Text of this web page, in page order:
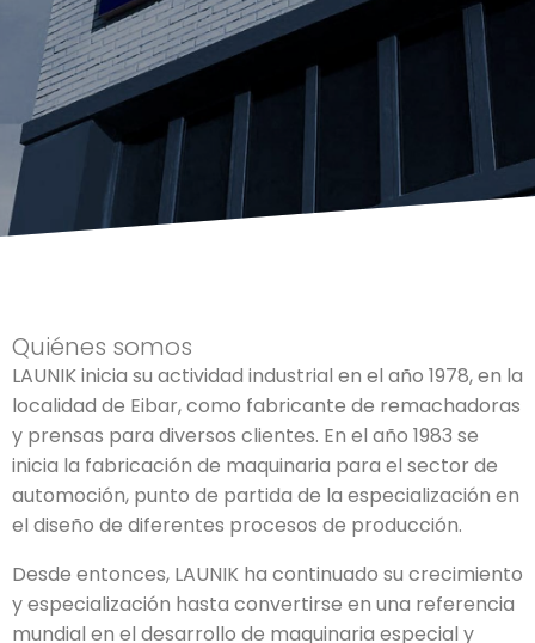
Quiénes somos
LAUNIK inicia su actividad industrial en el año 1978, en la
localidad de Eibar, como fabricante de remachadoras
y prensas para diversos clientes. En el año 1983 se
inicia la fabricación de maquinaria para el sector de
automoción, punto de partida de la especialización en
el diseño de diferentes procesos de producción.
Desde entonces, LAUNIK ha continuado su crecimiento
y especialización hasta convertirse en una referencia
mundial en el desarrollo de maquinaria especial y